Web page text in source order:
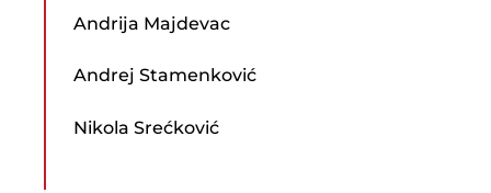
Andrija Majdevac
Andrej Stamenković
Nikola Srećković